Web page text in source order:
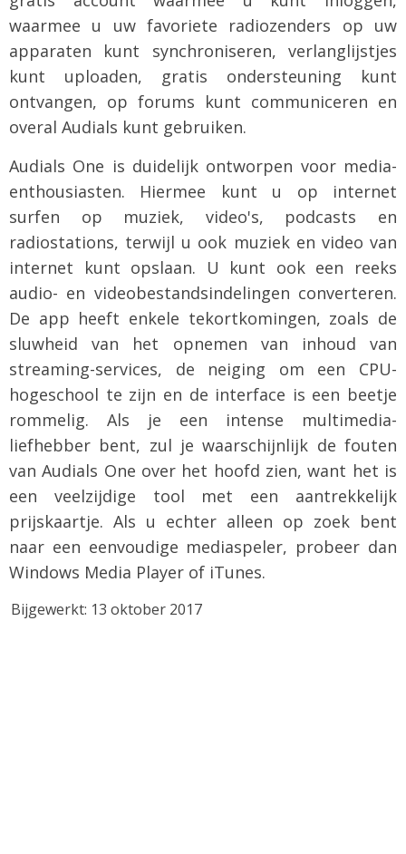
waarmee u uw favoriete radiozenders op uw
apparaten kunt synchroniseren, verlanglijstjes
kunt uploaden, gratis ondersteuning kunt
ontvangen, op forums kunt communiceren en
overal Audials kunt gebruiken.
Audials One is duidelijk ontworpen voor media-
enthousiasten. Hiermee kunt u op internet
surfen op muziek, video's, podcasts en
radiostations, terwijl u ook muziek en video van
internet kunt opslaan. U kunt ook een reeks
audio- en videobestandsindelingen converteren.
De app heeft enkele tekortkomingen, zoals de
sluwheid van het opnemen van inhoud van
streaming-services, de neiging om een CPU-
hogeschool te zijn en de interface is een beetje
rommelig. Als je een intense multimedia-
liefhebber bent, zul je waarschijnlijk de fouten
van Audials One over het hoofd zien, want het is
een veelzijdige tool met een aantrekkelijk
prijskaartje. Als u echter alleen op zoek bent
naar een eenvoudige mediaspeler, probeer dan
Windows Media Player of iTunes.
Bijgewerkt: 13 oktober 2017